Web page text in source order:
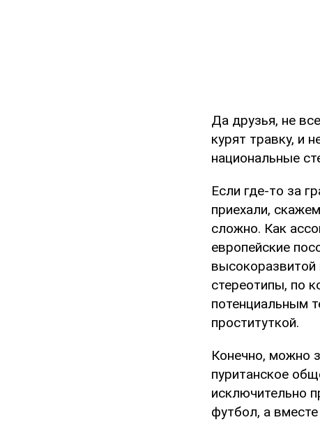
Да друзья, не
курят травку, и
национальные
Если где-то за
приехали,
сложно. Как
европейские
высокоразвитой
стереотипы, по
потенциальным
проституткой.
Конечно, можно
пуританское
исключительно
футбол, а